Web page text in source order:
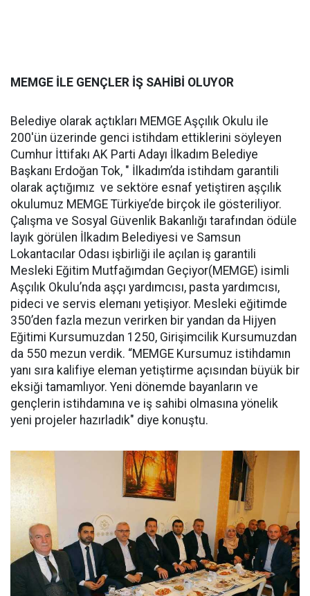
MEMGE İLE GENÇLER İŞ SAHİBİ OLUYOR
Belediye olarak açtıkları MEMGE Aşçılık Okulu ile
200'ün üzerinde genci istihdam ettiklerini söyleyen
Cumhur İttifakı AK Parti Adayı İlkadım Belediye
Başkanı Erdoğan Tok, " İlkadım’da istihdam garantili
olarak açtığımız ve sektöre esnaf yetiştiren aşçılık
okulumuz MEMGE Türkiye’de birçok ile gösteriliyor.
Çalışma ve Sosyal Güvenlik Bakanlığı tarafından ödüle
layık görülen İlkadım Belediyesi ve Samsun
Lokantacılar Odası işbirliği ile açılan iş garantili
Mesleki Eğitim Mutfağımdan Geçiyor(MEMGE) isimli
Aşçılık Okulu’nda aşçı yardımcısı, pasta yardımcısı,
pideci ve servis elemanı yetişiyor. Mesleki eğitimde
350’den fazla mezun verirken bir yandan da Hijyen
Eğitimi Kursumuzdan 1250, Girişimcilik Kursumuzdan
da 550 mezun verdik. “MEMGE Kursumuz istihdamın
yanı sıra kalifiye eleman yetiştirme açısından büyük bir
eksiği tamamlıyor. Yeni dönemde bayanların ve
gençlerin istihdamına ve iş sahibi olmasına yönelik
yeni projeler hazırladık" diye konuştu.